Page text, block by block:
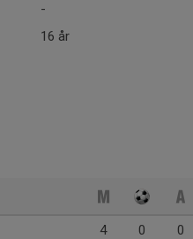
-
16 år
4 0 0